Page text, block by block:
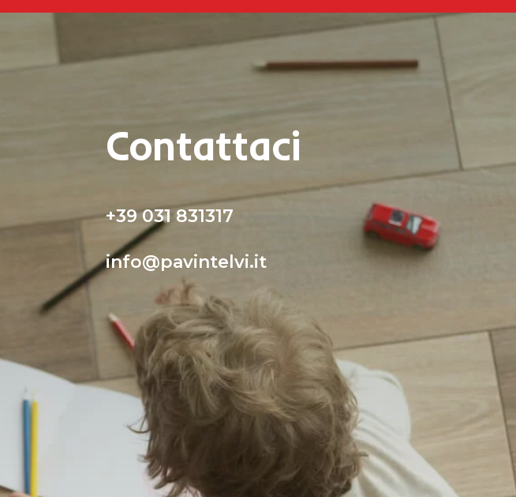
Contattaci
+39 031 831317
info@pavintelvi.it